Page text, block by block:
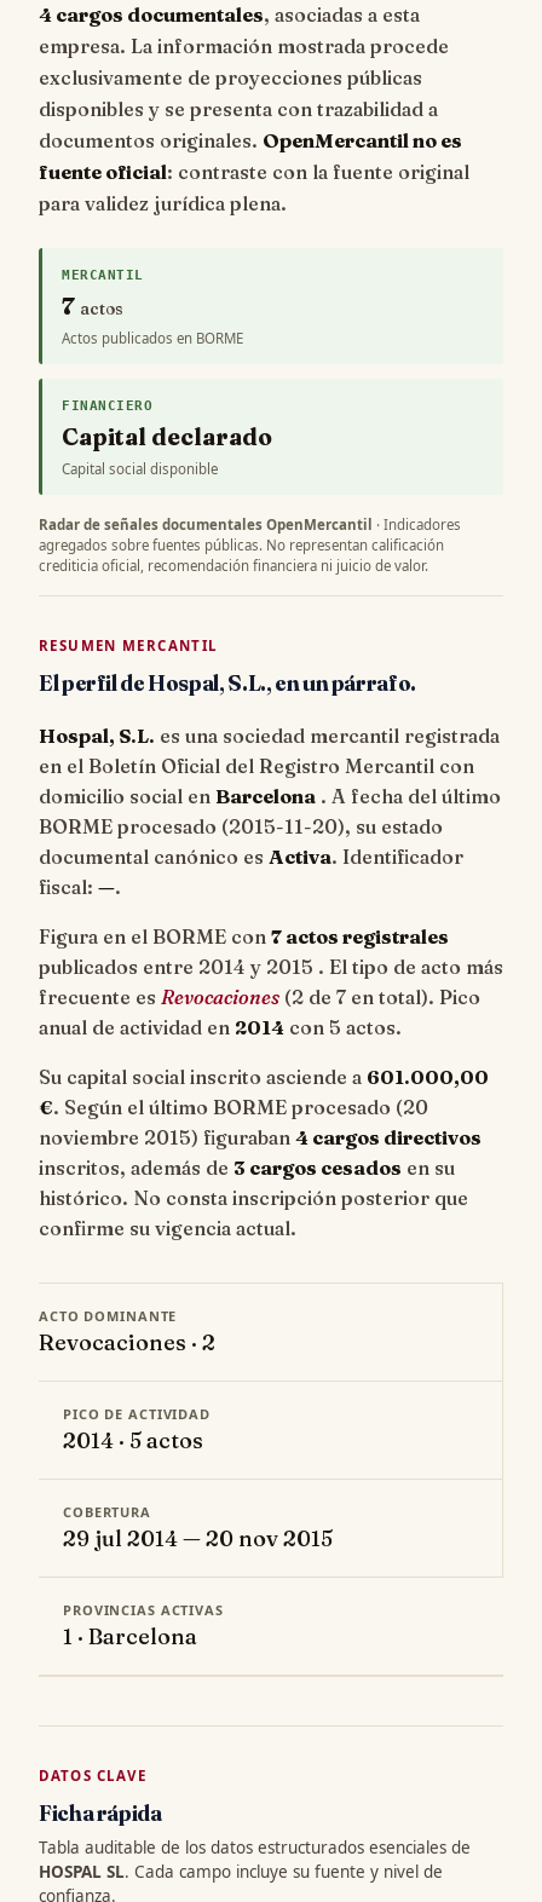
4 cargos documentales, asociadas a esta
empresa. La información mostrada procede
exclusivamente de proyecciones públicas
disponibles y se presenta con trazabilidad a
documentos originales. OpenMercantil no es
fuente oficial: contraste con la fuente original
para validez jurídica plena.
MERCANTIL
7 actos
Actos publicados en BORME
FINANCIERO
Capital declarado
Capital social disponible
Radar de señales documentales OpenMercantil · Indicadores
agregados sobre fuentes públicas. No representan calificación
crediticia oficial, recomendación financiera ni juicio de valor.
RESUMEN MERCANTIL
El perfil de Hospal, S.L., en un párrafo.
Hospal, S.L. es una sociedad mercantil registrada
en el Boletín Oficial del Registro Mercantil con
domicilio social en Barcelona . A fecha del último
BORME procesado (2015-11-20), su estado
documental canónico es Activa. Identificador
fiscal: —.
Figura en el BORME con 7 actos registrales
publicados entre 2014 y 2015 . El tipo de acto más
frecuente es Revocaciones (2 de 7 en total). Pico
anual de actividad en 2014 con 5 actos.
Su capital social inscrito asciende a 601.000,00
€. Según el último BORME procesado (20
noviembre 2015) figuraban 4 cargos directivos
inscritos, además de 3 cargos cesados en su
histórico. No consta inscripción posterior que
confirme su vigencia actual.
ACTO DOMINANTE
Revocaciones · 2
PICO DE ACTIVIDAD
2014 · 5 actos
COBERTURA
29 jul 2014 — 20 nov 2015
PROVINCIAS ACTIVAS
1 · Barcelona
DATOS CLAVE
Ficha rápida
Tabla auditable de los datos estructurados esenciales de
HOSPAL SL. Cada campo incluye su fuente y nivel de
confianza.